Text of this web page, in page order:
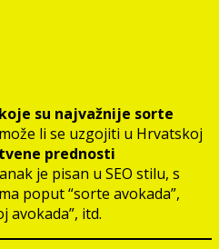
koje su najvažnije sorte
li se uzgojiti u Hrvatskoj
prednosti
je pisan u SEO stilu, s
poput “sorte avokada”,
avokada”, itd.